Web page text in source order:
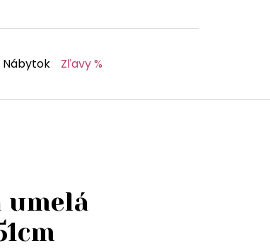
Nábytok Zľavy %